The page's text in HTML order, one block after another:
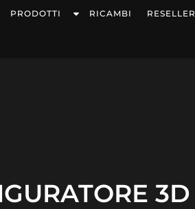
PRODOTTI RICAMBI RESELLER
3D